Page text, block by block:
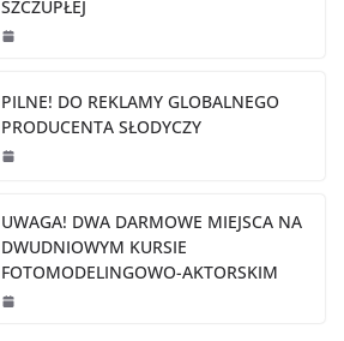
SZCZUPŁEJ
PILNE! DO REKLAMY GLOBALNEGO
PRODUCENTA SŁODYCZY
UWAGA! DWA DARMOWE MIEJSCA NA
DWUDNIOWYM KURSIE
FOTOMODELINGOWO-AKTORSKIM